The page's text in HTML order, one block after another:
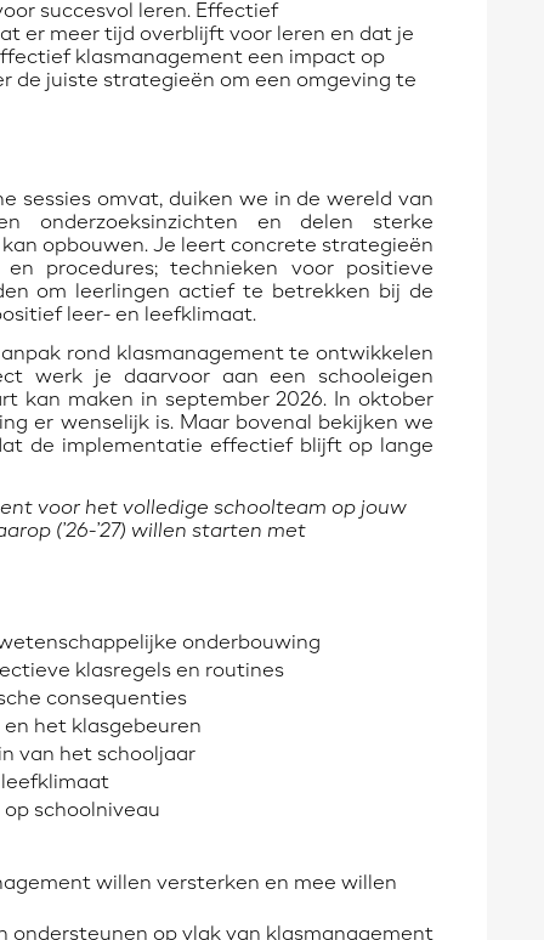
succesvol leren. Effectief
er meer tijd overblijft voor leren en dat je
klasmanagement een impact op
de juiste strategieën om een omgeving te
sessies omvat, duiken we in de wereld van
onderzoeksinzichten en delen sterke
opbouwen. Je leert concrete strategieën
procedures; technieken voor positieve
om leerlingen actief te betrekken bij de
leer- en leefklimaat.
rond klasmanagement te ontwikkelen
werk je daarvoor aan een schooleigen
kan maken in september 2026. In oktober
er wenselijk is. Maar bovenal bekijken we
de implementatie effectief blijft op lange
voor het volledige schoolteam op jouw
(’26-’27) willen starten met
onderbouwing
klasregels en routines
consequenties
het klasgebeuren
van het schooljaar
leefklimaat
schoolniveau
willen versterken en mee willen
ondersteunen op vlak van klasmanagement